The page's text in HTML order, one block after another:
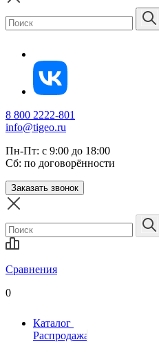
8 800 2222-801
info@tigeo.ru
Пн-Пт: с 9:00 до 18:00
Сб: по договорённости
Заказать звонок
Сравнения
0
Каталог
Распродажа